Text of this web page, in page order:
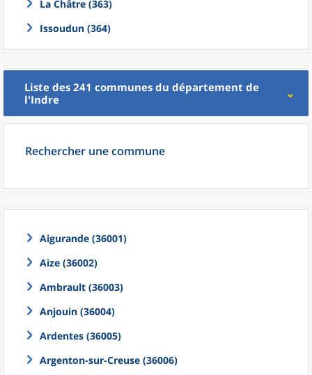
La Châtre (363)
Issoudun (364)
Liste des 241 communes du département de
l'Indre
Rechercher une commune
Aigurande (36001)
Aize (36002)
Ambrault (36003)
Anjouin (36004)
Ardentes (36005)
Argenton-sur-Creuse (36006)